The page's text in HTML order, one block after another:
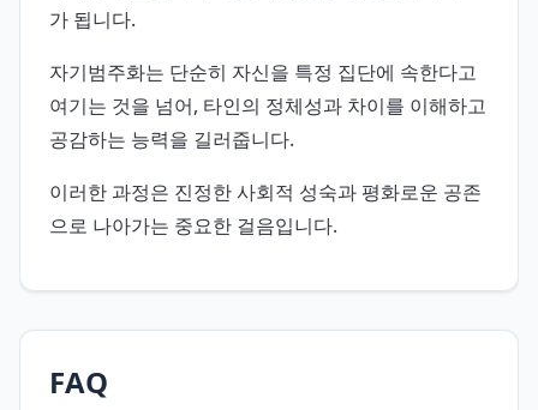
가 됩니다.
자기범주화는 단순히 자신을 특정 집단에 속한다고
여기는 것을 넘어, 타인의 정체성과 차이를 이해하고
공감하는 능력을 길러줍니다.
이러한 과정은 진정한 사회적 성숙과 평화로운 공존
으로 나아가는 중요한 걸음입니다.
FAQ